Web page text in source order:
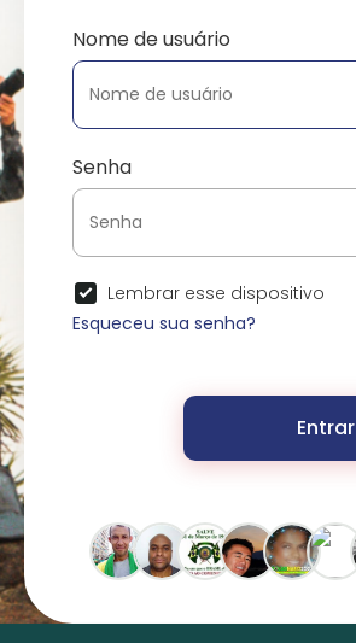
Nome de usuário
Senha
Lembrar esse dispositivo
Esqueceu sua senha?
Entrar